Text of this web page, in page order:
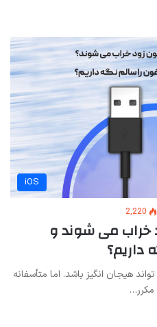
iOS
2,220
خراب می شوند و
داریم؟
هیجان انگیز باشد. اما متأسفانه
مکرر…